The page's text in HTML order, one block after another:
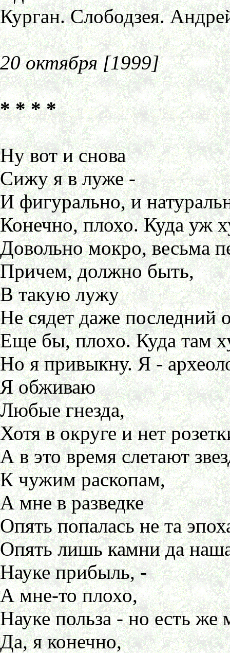
Курган. Слободзея.
20 октября [1999]
* * * *
Ну вот и снова
Сижу я в луже -
И фигурально, и
Конечно, плохо. Куда уж
Довольно мокро, весьма
Причем, должно быть,
В такую лужу
Не сядет даже последний
Еще бы, плохо. Куда там
Но я привыкну. Я -
Я обживаю
Любые гнезда,
Хотя в округе и нет
А в это время слетают
К чужим раскопам,
А мне в разведке
Опять попалась не та
Опять лишь камни да
Науке прибыль, -
А мне-то плохо,
Науке польза - но есть же
Да, я конечно,